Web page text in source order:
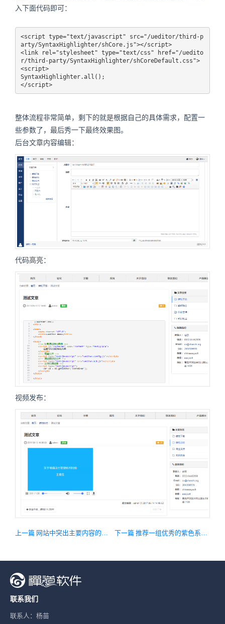
入下面代码即可：
<script type="text/javascript" src="/ueditor/third-p
arty/SyntaxHighlighter/shCore.js"></script>
<link rel="stylesheet" type="text/css" href="/uedito
r/third-party/SyntaxHighlighter/shCoreDefault.css">
<script>
SyntaxHighlighter.all();
</script>
整体流程非常简单，剩下的就是根据自己的具体需求，配置一
些参数了，最后秀一下最终效果图。
后台文章内容编辑：
代码高亮：
视频发布：
联系我们
联系人：杨苗